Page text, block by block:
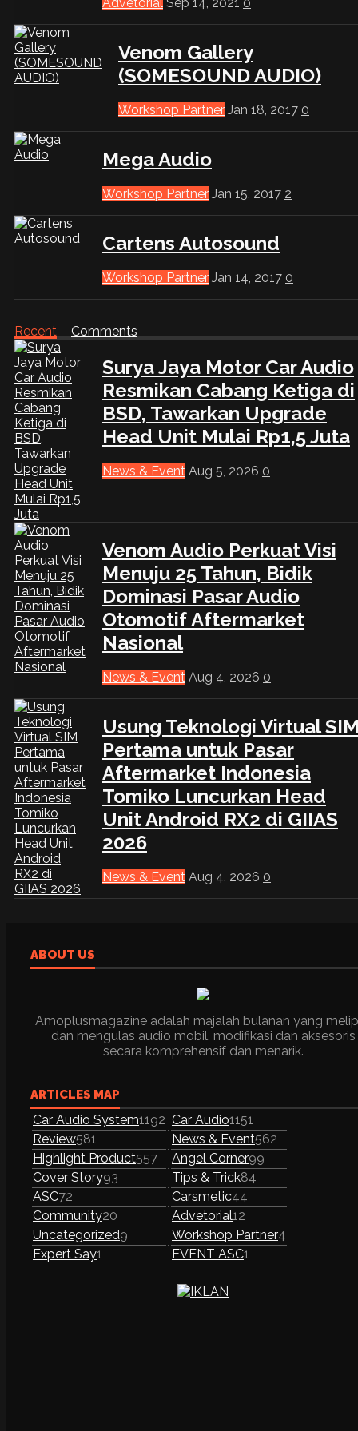
Advetorial Sep 14, 2021 0
Venom Gallery
(SOMESOUND AUDIO)
Workshop Partner Jan 18, 2017 0
Mega Audio
Workshop Partner Jan 15, 2017 2
Cartens Autosound
Workshop Partner Jan 14, 2017 0
Recent Comments
Surya Jaya Motor Car Audio
Resmikan Cabang Ketiga di
BSD, Tawarkan Upgrade
Head Unit Mulai Rp1,5 Juta
News & Event Aug 5, 2026 0
Venom Audio Perkuat Visi
Menuju 25 Tahun, Bidik
Dominasi Pasar Audio
Otomotif Aftermarket
Nasional
News & Event Aug 4, 2026 0
Usung Teknologi Virtual
Pertama untuk Pasar
Aftermarket Indonesia
Tomiko Luncurkan Head
Unit Android RX2 di GIIAS
2026
News & Event Aug 4, 2026 0
ABOUT US
Amoplusmagazine adalah majalah bulanan yang
dan mengulas audio mobil, modifikasi dan aksesoris
secara komprehensif dan menarik.
ARTICLES MAP
Car Audio System1192 Car Audio1151
Review581 News & Event562
Highlight Product557 Angel Corner99
Cover Story93 Tips & Trick84
ASC72 Carsmetic44
Community20 Advetorial12
Uncategorized9 Workshop Partner4
Expert Say1 EVENT ASC1